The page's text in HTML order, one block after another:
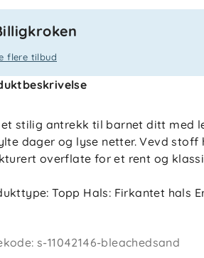
flere tilbud
et stilig antrekk til barnet ditt med
dager og lyse netter. Vevd
overflate for et rent og
Topp Hals: Firkantet hals
:s-11042146-bleachedsand